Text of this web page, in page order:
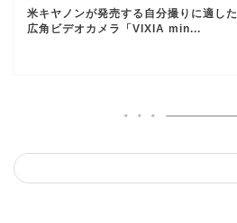
米キヤノンが発売する自分撮りに適した
広角ビデオカメラ「VIXIA min...